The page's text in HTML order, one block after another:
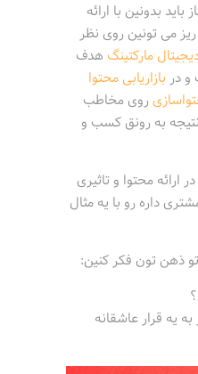
بدونین با ارائه
ریز می تونین روی نظر
مارکتینگ هدف
و در بازاریابی محتوا
روی مخاطب
نتیجه به رونق کسب و
ارائه محتوا و تاثیری
داره رو با یه مثال
ذهن تون فکر کنین:
یه قرار عاشقانه